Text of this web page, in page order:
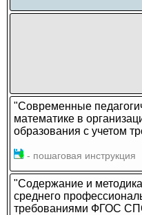
"Современные
математике в
образования с учетом
- пошаговая инструкция
"Содержание и
среднего
требованиями ФГОС